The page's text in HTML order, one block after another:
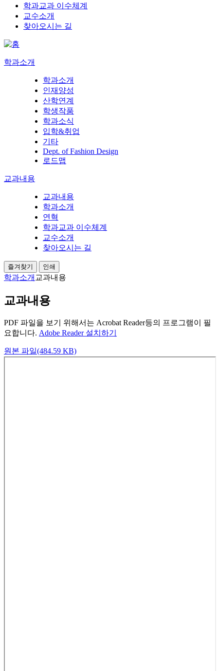
학과교과 이수체계
교수소개
찾아오시는 길
학과소개
학과소개
인재양성
산학연계
학생작품
학과소식
입학&취업
기타
Dept. of Fashion Design
로드맵
교과내용
교과내용
학과소개
연혁
학과교과 이수체계
교수소개
찾아오시는 길
즐겨찾기 인쇄
학과소개 교과내용
교과내용
PDF 파일을 보기 위해서는 Acrobat Reader등의 프로그램이 필
요합니다. Adobe Reader 설치하기
원본 파일(484.59 KB)